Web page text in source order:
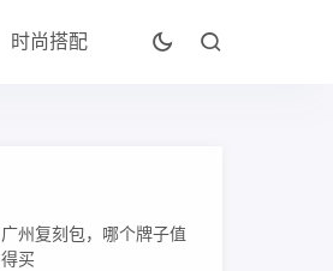
时尚搭配
广州复刻包，哪个牌子值
得买